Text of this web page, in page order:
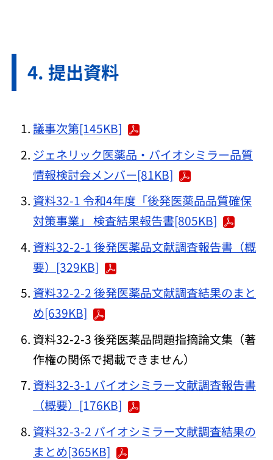
提出資料
議事次第[145KB]
ジェネリック医薬品・バイオシミラー品質
情報検討会メンバー[81KB]
資料32-1 令和4年度「後発医薬品品質確保
対策事業」 検査結果報告書[805KB]
資料32-2-1 後発医薬品文献調査報告書（概
要）[329KB]
資料32-2-2 後発医薬品文献調査結果のまと
め[639KB]
資料32-2-3 後発医薬品問題指摘論文集（著
作権の関係で掲載できません）
資料32-3-1 バイオシミラー文献調査報告書
（概要）[176KB]
資料32-3-2 バイオシミラー文献調査結果の
まとめ[365KB]